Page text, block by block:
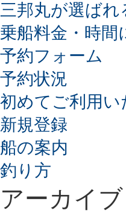
三邦丸が選ばれ
乗船料金・時間
予約フォーム
予約状況
初めてご利用
新規登録
船の案内
釣り方
アーカイブ